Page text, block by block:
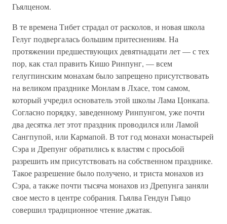
Гьялценом.
В те времена Тибет страдал от расколов, и новая школа
Гелуг подвергалась большим притеснениям. На
протяжении предшествующих девятнадцати лет — с тех
пор, как стал править Кишо Ринпунг, — всем
гелугпинским монахам было запрещено присутствовать
на великом празднике Монлам в Лхасе, том самом,
который учредил основатель этой школы Лама Цонкапа.
Согласно порядку, заведенному Ринпунгом, уже почти
два десятка лет этот праздник проводился или Ламой
Сангпупой, или Кармапой. В тот год монахи монастырей
Сэра и Дрепунг обратились к властям с просьбой
разрешить им присутствовать на собственном празднике.
Такое разрешение было получено, и триста монахов из
Сэра, а также почти тысяча монахов из Дрепунга заняли
свое место в центре собрания. Гьялва Гендун Гьяцо
совершил традиционное чтение джатак.